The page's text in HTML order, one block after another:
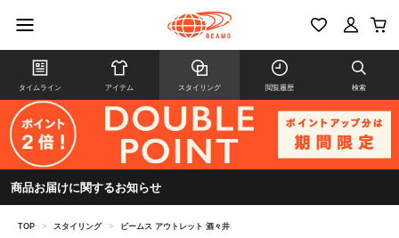
タイムライン アイテム スタイリング 閲覧履歴 検索
商品お届けに関するお知らせ
TOP > スタイリング > ビームス アウトレット 酒々井